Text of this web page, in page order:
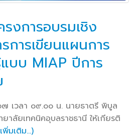
งการอบรมเชิง
การเขียนแผนการ
บบ MIAP ปีการ
เวลา ๐๙.๐๐ น. นายธาตรี พิบูล
าลัยเทคนิคอุบลราชธานี ให้เกียรติ
พิ่มเติม…)